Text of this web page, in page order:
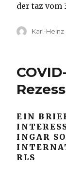
der taz vom
Autor
Karl-Heinz
EIN
INGAR
RLS